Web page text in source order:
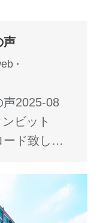
声
声2025-08
ビット
ード致し…